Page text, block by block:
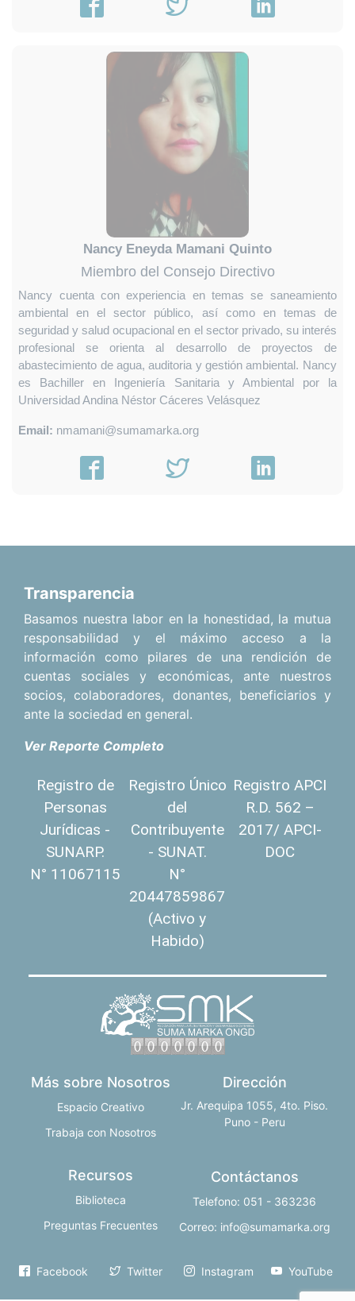
Nancy Eneyda Mamani Quinto
Miembro del Consejo Directivo
Nancy cuenta con experiencia en temas se saneamiento
ambiental en el sector público, así como en temas de
seguridad y salud ocupacional en el sector privado, su interés
profesional se orienta al desarrollo de proyectos de
abastecimiento de agua, auditoria y gestión ambiental. Nancy
es Bachiller en Ingeniería Sanitaria y Ambiental por la
Universidad Andina Néstor Cáceres Velásquez
Email: nmamani@sumamarka.org
Transparencia
Basamos nuestra labor en la honestidad, la mutua
responsabilidad y el máximo acceso a la
información como pilares de una rendición de
cuentas sociales y económicas, ante nuestros
socios, colaboradores, donantes, beneficiarios y
ante la sociedad en general.
Ver Reporte Completo
Registro de
Personas
Jurídicas -
SUNARP.
N° 11067115
Registro Único
del
Contribuyente
- SUNAT.
N°
20447859867
(Activo y
Habido)
Registro APCI
R.D. 562 –
2017/ APCI-
DOC
Dirección
Jr. Arequipa 1055, 4to. Piso.
Puno - Peru
Más sobre Nosotros
Espacio Creativo
Trabaja con Nosotros
Recursos
Biblioteca
Preguntas Frecuentes
Contáctanos
Telefono: 051 - 363236
Correo: info@sumamarka.org
Facebook Twitter Instagram YouTube